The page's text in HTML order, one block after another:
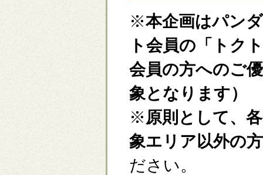
※本企画はパン
ト会員の「トク
会員の方へのご
象となります）
※ 原則として、
象エリア以外の
ださい。